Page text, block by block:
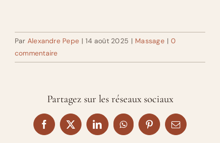
Par Alexandre Pepe | 14 août 2025 | Massage | 0
commentaire
Partagez sur les réseaux sociaux
Facebook
X LinkedInWhatsAppPinterestEmail